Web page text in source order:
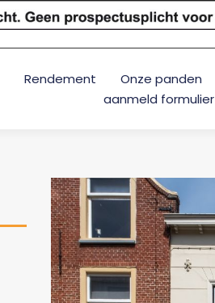
Rendement
Onze panden
aanmeld formulier